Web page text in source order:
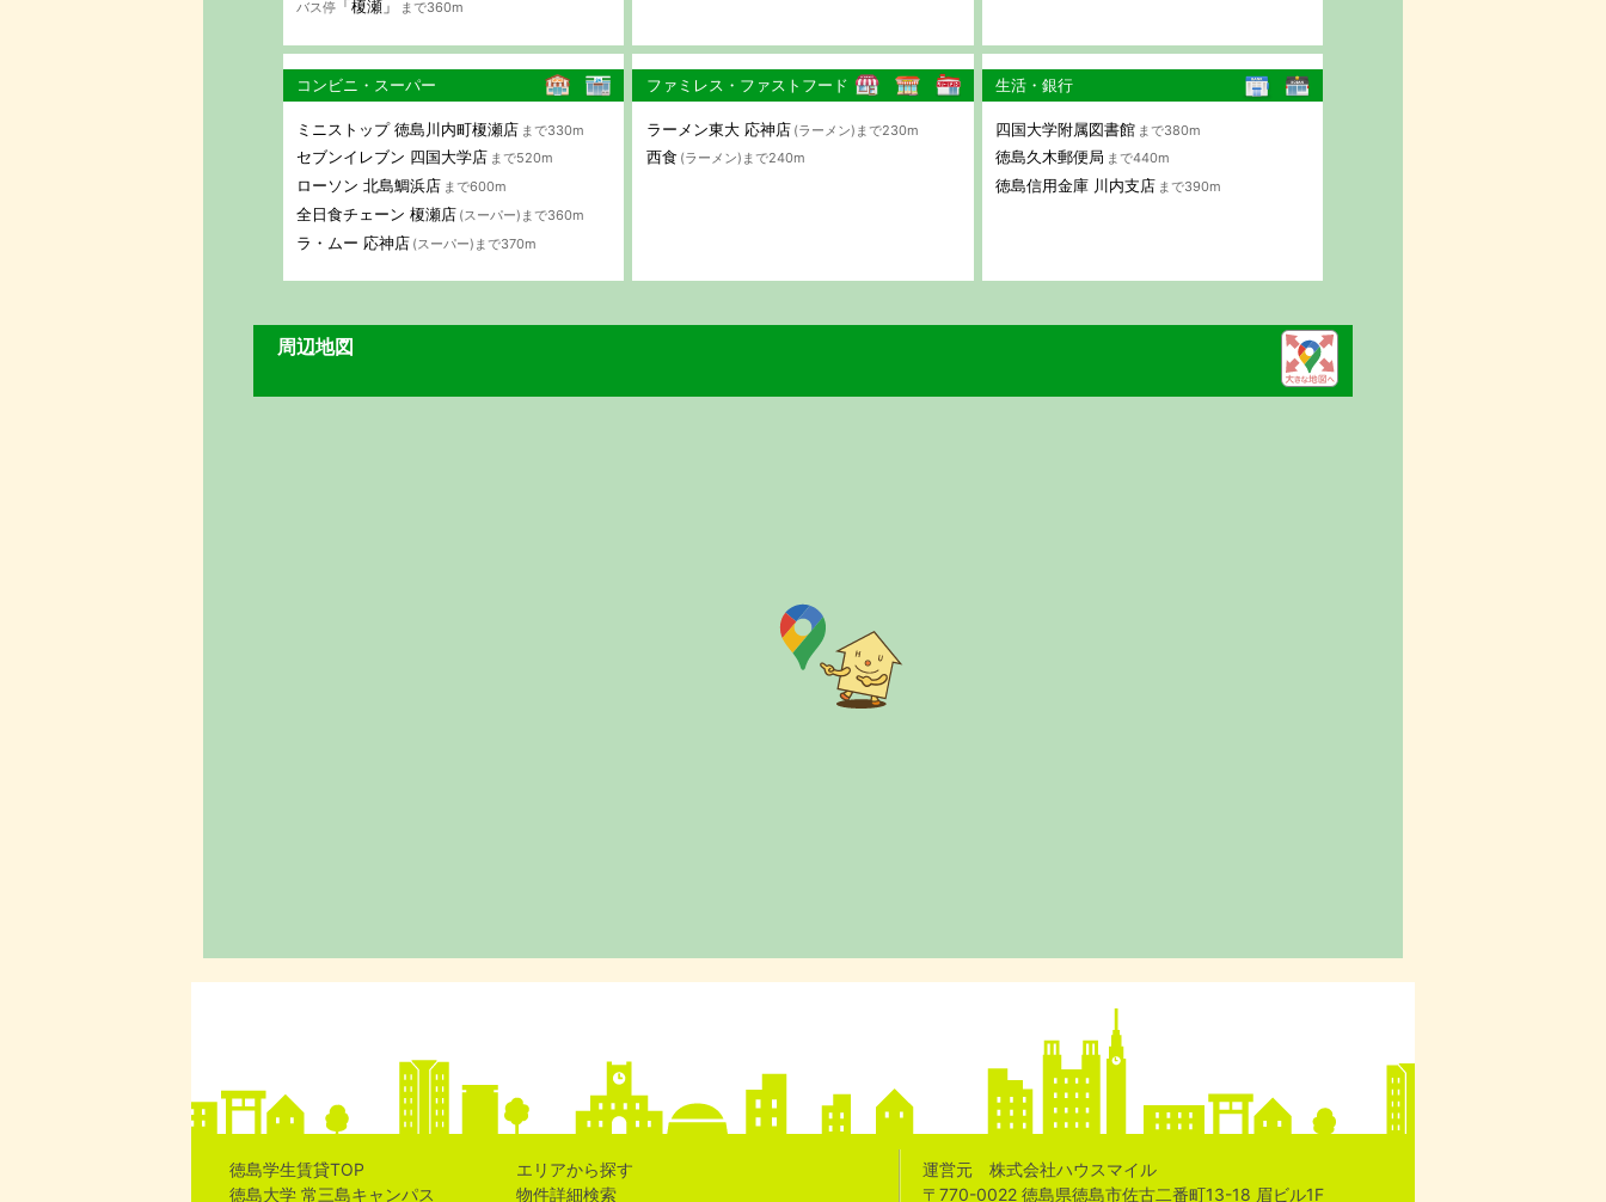
バス停 「榎瀬」 まで360m
コンビニ・スーパー
ミニストップ 徳島川内町榎瀬店 まで330m
セブンイレブン 四国大学店 まで520m
ローソン 北島鯛浜店 まで600m
全日食チェーン 榎瀬店 (スーパー)まで360m
ラ・ムー 応神店 (スーパー)まで370m
ファミレス・ファストフード
ラーメン東大 応神店 (ラーメン)まで230m
西食 (ラーメン)まで240m
生活・銀行
四国大学附属図書館 まで380m
徳島久木郵便局 まで440m
徳島信用金庫 川内支店 まで390m
周辺地図
徳島学生賃貸TOP
徳島大学 常三島キャンパス
エリアから探す
物件詳細検索
運営元 株式会社ハウスマイル
〒770-0022 徳島県徳島市佐古二番町13-18 眉ビル1F